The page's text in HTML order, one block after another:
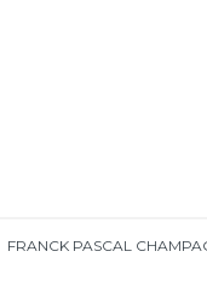
FRANCK PASCAL